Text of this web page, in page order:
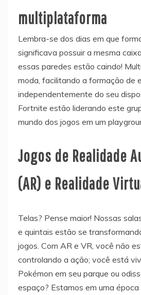
multiplataforma
Lembra-se dos dias em que
significava possuir a mesma
essas paredes estão caindo!
moda, facilitando a formação de
independentemente do seu
Fortnite estão liderando este
mundo dos jogos em um
Jogos de Realidade
(AR) e Realidade
Telas? Pense maior! Nossas
e quintais estão se
jogos. Com AR e VR, você não
controlando a ação; você está
Pokémon em seu parque ou
espaço? Estamos em uma